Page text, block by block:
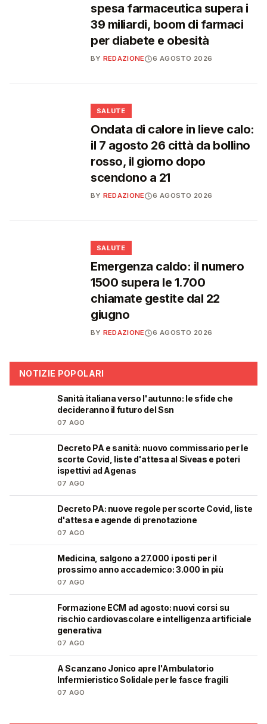
spesa farmaceutica supera i
39 miliardi, boom di farmaci
per diabete e obesità
BY REDAZIONE 6 AGOSTO 2026
SALUTE
Ondata di calore in lieve calo:
il 7 agosto 26 città da bollino
rosso, il giorno dopo
scendono a 21
BY REDAZIONE 6 AGOSTO 2026
SALUTE
Emergenza caldo: il numero
1500 supera le 1.700
chiamate gestite dal 22
giugno
BY REDAZIONE 6 AGOSTO 2026
NOTIZIE POPOLARI
Sanità italiana verso l'autunno: le sfide che
decideranno il futuro del Ssn
07 AGO
Decreto PA e sanità: nuovo commissario per le
scorte Covid, liste d'attesa al Siveas e poteri
ispettivi ad Agenas
07 AGO
Decreto PA: nuove regole per scorte Covid, liste
d'attesa e agende di prenotazione
07 AGO
Medicina, salgono a 27.000 i posti per il
prossimo anno accademico: 3.000 in più
07 AGO
Formazione ECM ad agosto: nuovi corsi su
rischio cardiovascolare e intelligenza artificiale
generativa
07 AGO
A Scanzano Jonico apre l'Ambulatorio
Infermieristico Solidale per le fasce fragili
07 AGO